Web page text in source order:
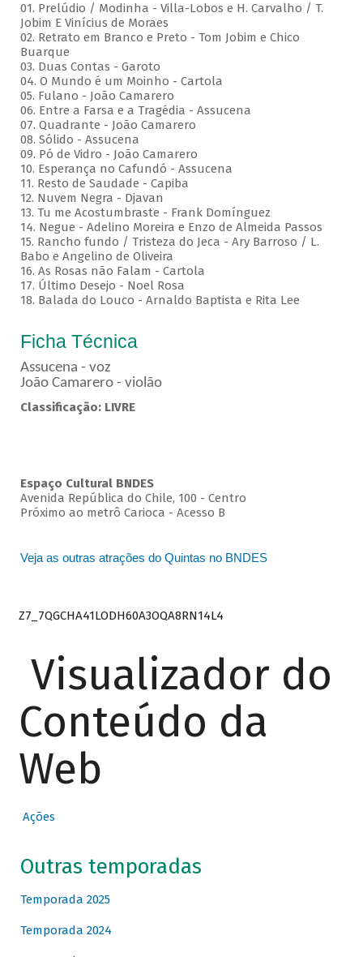
01. Prelúdio / Modinha - Villa-Lobos e H. Carvalho / T.
Jobim E Vinícius de Moraes
02. Retrato em Branco e Preto - Tom Jobim e Chico
Buarque
03. Duas Contas - Garoto
04. O Mundo é um Moinho - Cartola
05. Fulano - João Camarero
06. Entre a Farsa e a Tragédia - Assucena
07. Quadrante - João Camarero
08. Sólido - Assucena
09. Pó de Vidro - João Camarero
10. Esperança no Cafundó - Assucena
11. Resto de Saudade - Capiba
12. Nuvem Negra - Djavan
13. Tu me Acostumbraste - Frank Domínguez
14. Negue - Adelino Moreira e Enzo de Almeida Passos
15. Rancho fundo / Tristeza do Jeca - Ary Barroso / L.
Babo e Angelino de Oliveira
16. As Rosas não Falam - Cartola
17. Último Desejo - Noel Rosa
18. Balada do Louco - Arnaldo Baptista e Rita Lee
Ficha Técnica
Assucena - voz
João Camarero - violão
Classificação: LIVRE
Espaço Cultural BNDES
Avenida República do Chile, 100 - Centro
Próximo ao metrô Carioca - Acesso B
Veja as outras atrações do Quintas no BNDES
Z7_7QGCHA41LODH60A3OQA8RN14L4
Visualizador do
Conteúdo da
Web
Ações
Outras temporadas
Temporada 2025
Temporada 2024